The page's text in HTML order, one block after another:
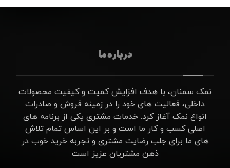
درباره ما
نمک سمنان، با هدف افزایش کمیت و کیفیت محصولات
داخلی، فعالیت های خود را در زمینه فروش و صادرات
انواع نمک آغاز کرد. خدمات مشتری یکی از برنامه های
اصلی کسب و کار ما است و بر این اساس تمام تلاش
های ما برای جلب رضایت مشتری و تجربه خرید خوب در
ذهن مشتریان عزیز است